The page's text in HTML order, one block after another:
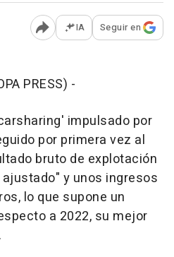
Abrir opciones para
IA Seguir en
PRESS) -
impulsado por
por primera vez al
bruto de explotación
y unos ingresos
lo que supone un
a 2022, su mejor